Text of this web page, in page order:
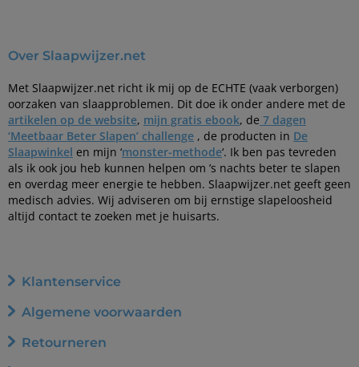
Over Slaapwijzer.net
Met Slaapwijzer.net richt ik mij op de ECHTE (vaak verborgen)
oorzaken van slaapproblemen. Dit doe ik onder andere met de
artikelen op de website, mijn gratis ebook, de 7 dagen
‘Meetbaar Beter Slapen’ challenge , de producten in De
Slaapwinkel en mijn ‘monster-methode‘. Ik ben pas tevreden
als ik ook jou heb kunnen helpen om ’s nachts beter te slapen
en overdag meer energie te hebben. Slaapwijzer.net geeft geen
medisch advies. Wij adviseren om bij ernstige slapeloosheid
altijd contact te zoeken met je huisarts.
Klantenservice
Algemene voorwaarden
Retourneren